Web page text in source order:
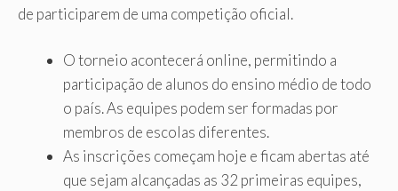
de participarem de uma competição oficial.
O torneio acontecerá online, permitindo a
participação de alunos do ensino médio de todo
o país. As equipes podem ser formadas por
membros de escolas diferentes.
As inscrições começam hoje e ficam abertas até
que sejam alcançadas as 32 primeiras equipes,